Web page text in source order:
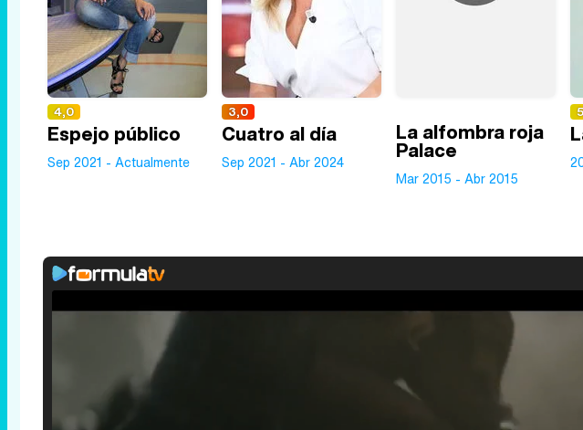
4,0
Espejo público
Sep 2021 - Actualmente
3,0
Cuatro al día
Sep 2021 - Abr 2024
La alfombra roja
Palace
Mar 2015 - Abr 2015